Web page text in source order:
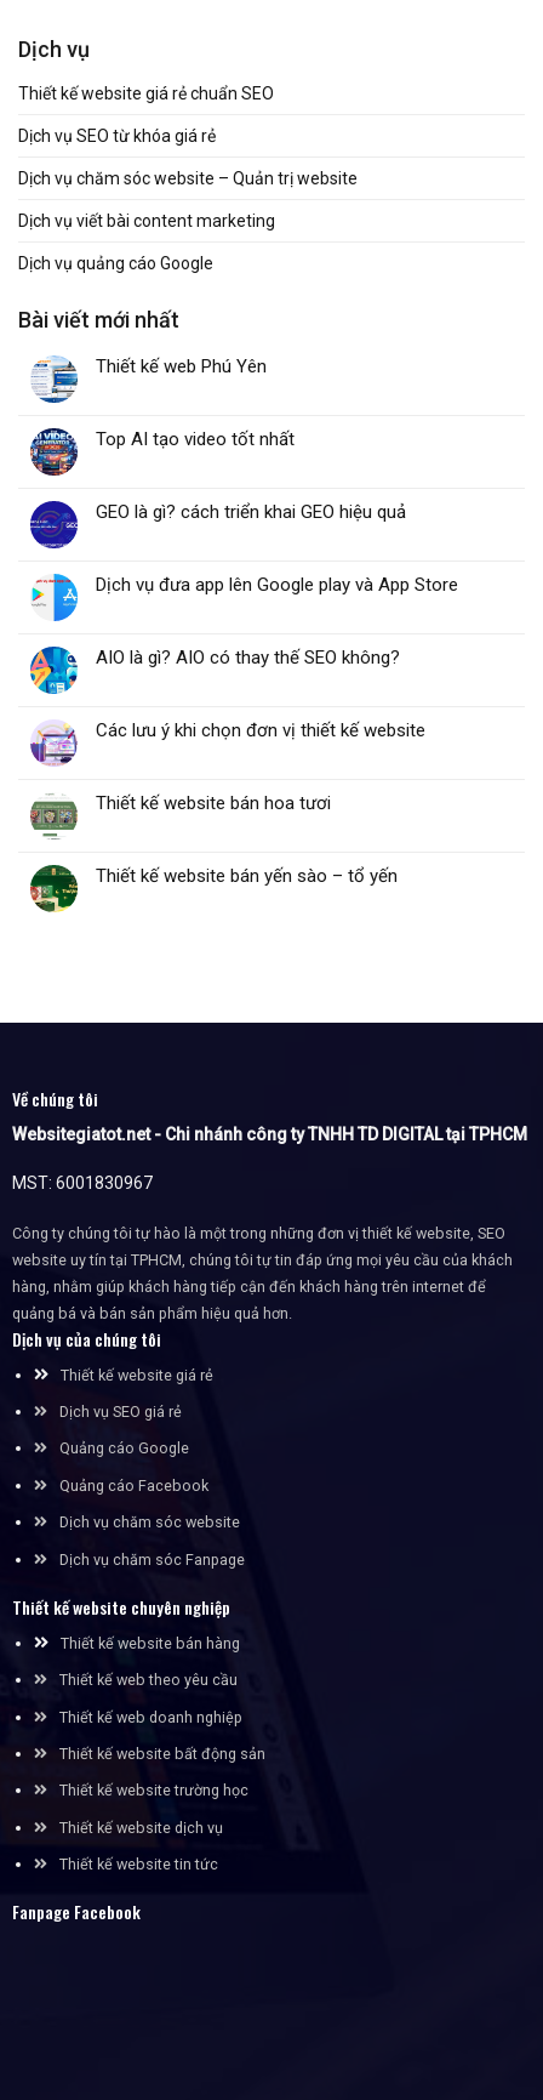
Dịch vụ
Thiết kế website giá rẻ chuẩn SEO
Dịch vụ SEO từ khóa giá rẻ
Dịch vụ chăm sóc website – Quản trị website
Dịch vụ viết bài content marketing
Dịch vụ quảng cáo Google
Bài viết mới nhất
Thiết kế web Phú Yên
Top AI tạo video tốt nhất
GEO là gì? cách triển khai GEO hiệu quả
Dịch vụ đưa app lên Google play và App Store
AIO là gì? AIO có thay thế SEO không?
Các lưu ý khi chọn đơn vị thiết kế website
Thiết kế website bán hoa tươi
Thiết kế website bán yến sào – tổ yến
Về chúng tôi
Websitegiatot.net - Chi nhánh công ty TNHH TD DIGITAL tại TPHCM
MST: 6001830967
Công ty chúng tôi tự hào là một trong những đơn vị thiết kế website, SEO
website uy tín tại TPHCM, chúng tôi tự tin đáp ứng mọi yêu cầu của khách
hàng, nhằm giúp khách hàng tiếp cận đến khách hàng trên internet để
quảng bá và bán sản phẩm hiệu quả hơn.
Dịch vụ của chúng tôi
Thiết kế website giá rẻ
Dịch vụ SEO giá rẻ
Quảng cáo Google
Quảng cáo Facebook
Dịch vụ chăm sóc website
Dịch vụ chăm sóc Fanpage
Thiết kế website chuyên nghiệp
Thiết kế website bán hàng
Thiết kế web theo yêu cầu
Thiết kế web doanh nghiệp
Thiết kế website bất động sản
Thiết kế website trường học
Thiết kế website dịch vụ
Thiết kế website tin tức
Fanpage Facebook